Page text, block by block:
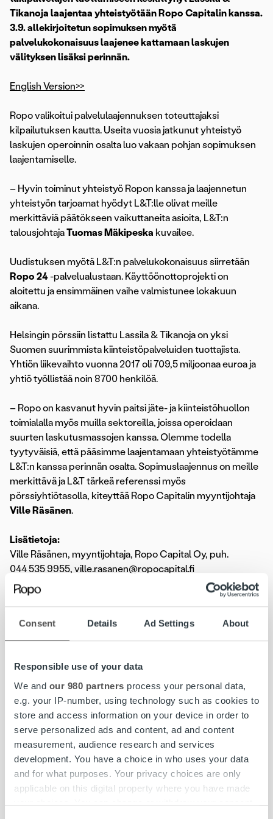
Consent Details Ad Settings About
Responsible use of your data
We and our 980 partners process your personal data,
e.g. your IP-number, using technology such as cookies to
store and access information on your device in order to
serve personalized ads and content, ad and content
measurement, audience research and services
development. You have a choice in who uses your data
and for what purposes. Your privacy choices are only
applicable on this digital property where you have made
your choices. You can change or withdraw your consent
Tikanoja laajentaa yhteistyötään Ropo Capitalin kanssa.
3.9. allekirjoitetun sopimuksen myötä
palvelukokonaisuus laajenee kattamaan laskujen
välityksen lisäksi perinnän.
English Version>>
Ropo valikoitui palvelulaajennuksen toteuttajaksi
kilpailutuksen kautta. Useita vuosia jatkunut yhteistyö
laskujen operoinnin osalta luo vakaan pohjan sopimuksen
laajentamiselle.
– Hyvin toiminut yhteistyö Ropon kanssa ja laajennetun
yhteistyön tarjoamat hyödyt L&T:lle olivat meille
merkittäviä päätökseen vaikuttaneita asioita, L&T:n
talousjohtajaTuomas Mäkipeska kuvailee.
Uudistuksen myötä L&T:n palvelukokonaisuus siirretään
Ropo 24-palvelualustaan. Käyttöönottoprojekti on
aloitettu ja ensimmäinen vaihe valmistunee lokakuun
aikana.
Helsingin pörssiin listattu Lassila & Tikanoja on yksi
Suomen suurimmista kiinteistöpalveluiden tuottajista.
Yhtiön liikevaihto vuonna 2017 oli 709,5 miljoonaa euroa ja
yhtiö työllistää noin 8700 henkilöä.
– Ropo on kasvanut hyvin paitsi jäte- ja kiinteistöhuollon
toimialalla myös muilla sektoreilla, joissa operoidaan
suurten laskutusmassojen kanssa. Olemme todella
tyytyväisiä, että pääsimme laajentamaan yhteistyötämme
L&T:n kanssa perinnän osalta. Sopimuslaajennus on meille
merkittävä ja L&T tärkeä referenssi myös
pörssiyhtiötasolla, kiteyttää Ropo Capitalin myyntijohtaja
Ville Räsänen.
Lisätietoja:
Ville Räsänen, myyntijohtaja, Ropo Capital Oy, puh.
044 535 9955, ville.rasanen@ropocapital.fi
Ropo Capital
rahoituspalveluiden tarjoaja Suomessa. Kilpailemme
markkinoilla teknologisena edelläkävijänä –
vahvaan automaatioon. Yli 8 000 yritystä Suomessa
käyttää aktiivisesti palvelujamme. Vuoteen 2020
mennessä haluamme olla oman alamme markkinajohtaja
Suomessa.
Lassila & Tikanoja
Lassila & Tikanoja on palveluyritys, joka toteuttaa
kiertotaloutta käytännössä. Yhtiön liiketoiminta on jaettu
viiteen toimialaan, jotka ovat Kiinteistöpalvelut,
Ympäristöpalvelut, Teollisuuspalvelut, Uusiutuvat